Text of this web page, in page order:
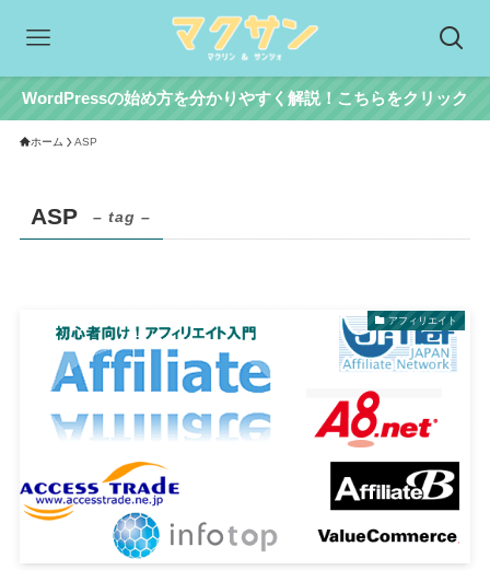
WordPressの始め方を分かりやすく解説！こちらをクリック
ホーム ASP
ASP – tag –
アフィリエイト